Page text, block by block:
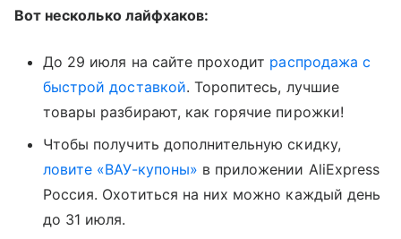
Вот несколько лайфхаков:
До 29 июля на сайте проходит распродажа с
быстрой доставкой. Торопитесь, лучшие
товары разбирают, как горячие пирожки!
Чтобы получить дополнительную скидку,
ловите «ВАУ-купоны» в приложении AliExpress
Россия. Охотиться на них можно каждый день
до 31 июля.